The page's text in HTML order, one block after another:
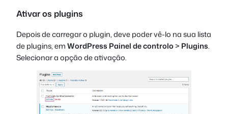
Ativar os plugins
Depois de carregar o plugin, deve poder vê-lo na sua lista
de plugins, emWordPress Painel de controlo> Plugins.
Selecionar a opção de ativação.